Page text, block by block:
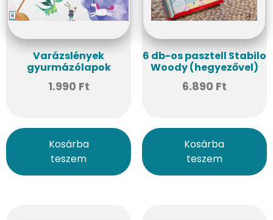
Varázslények
gyurmázólapok
1.990 Ft
Kosárba
teszem
6 db-os pasztell Stabilo
Woody (hegyezővel)
6.890 Ft
Kosárba
teszem